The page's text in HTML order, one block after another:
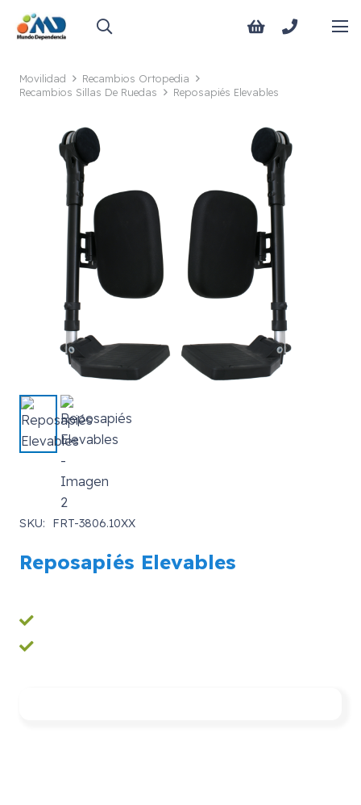
Movilidad
Recambios Ortopedia
Recambios Sillas De Ruedas
Reposapiés Elevables
SKU: FRT-3806.10XX
Reposapiés Elevables